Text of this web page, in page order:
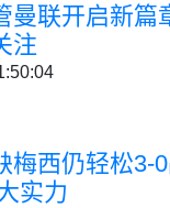
曼联开启新篇
注
梅西仍轻松3-
实力